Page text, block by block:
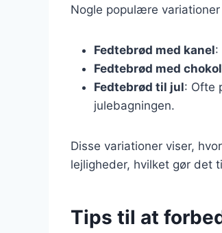
Nogle populære
Fedtebrød med kanel:
Fedtebrød med
Fedtebrød til jul: Ofte
julebagningen.
Disse variationer viser,
lejligheder, hvilket gør det
Tips til at